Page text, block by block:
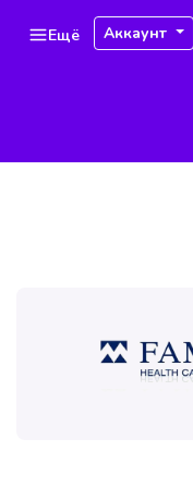
Ещё Аккаунт